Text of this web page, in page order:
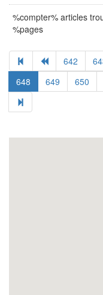
%compter% articles
%pages
642
648
649 650